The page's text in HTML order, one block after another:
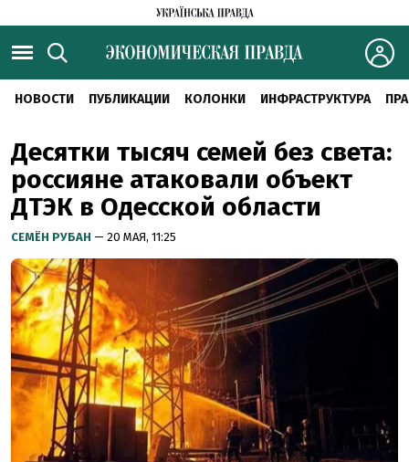
НОВОСТИ ПУБЛИКАЦИИ КОЛОНКИ ИНФРАСТРУКТУРА
Десятки тысяч семей без света:
россияне атаковали объект
ДТЭК в Одесской области
СЕМЁН РУБАН — 20 МАЯ, 11:25